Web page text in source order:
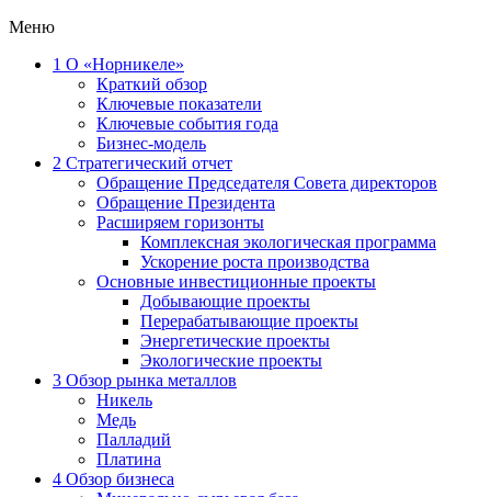
Меню
1 О «Норникеле»
Краткий обзор
Ключевые показатели
Ключевые события года
Бизнес-модель
2 Стратегический отчет
Обращение Председателя Совета директоров
Обращение Президента
Расширяем горизонты
Комплексная экологическая программа
Ускорение роста производства
Основные инвестиционные проекты
Добывающие проекты
Перерабатывающие проекты
Энергетические проекты
Экологические проекты
3 Обзор рынка металлов
Никель
Медь
Палладий
Платина
4 Обзор бизнеса